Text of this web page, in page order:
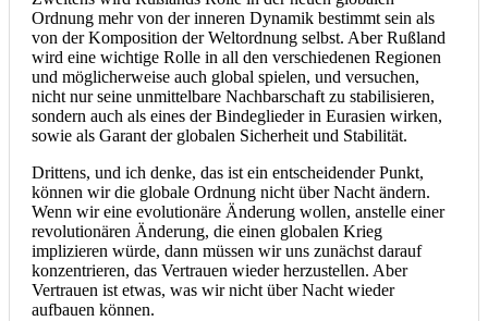
Ordnung mehr von der inneren Dynamik bestimmt sein als
von der Komposition der Weltordnung selbst. Aber Rußland
wird eine wichtige Rolle in all den verschiedenen Regionen
und möglicherweise auch global spielen, und versuchen,
nicht nur seine unmittelbare Nachbarschaft zu stabilisieren,
sondern auch als eines der Bindeglieder in Eurasien wirken,
sowie als Garant der globalen Sicherheit und Stabilität.
Drittens, und ich denke, das ist ein entscheidender Punkt,
können wir die globale Ordnung nicht über Nacht ändern.
Wenn wir eine evolutionäre Änderung wollen, anstelle einer
revolutionären Änderung, die einen globalen Krieg
implizieren würde, dann müssen wir uns zunächst darauf
konzentrieren, das Vertrauen wieder herzustellen. Aber
Vertrauen ist etwas, was wir nicht über Nacht wieder
aufbauen können.